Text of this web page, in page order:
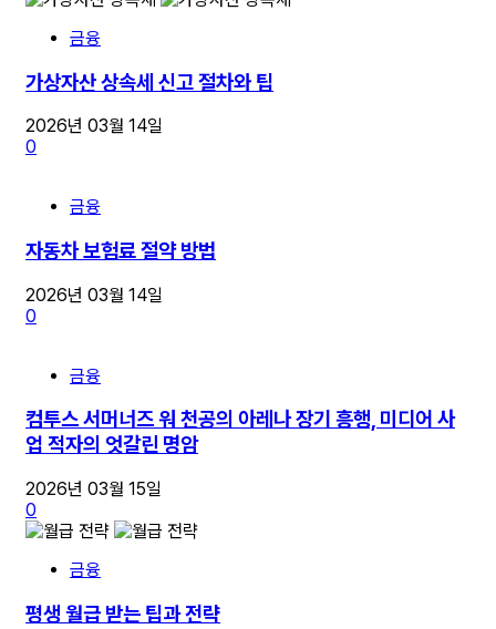
금융
가상자산 상속세 신고 절차와 팁
2026년 03월 14일
0
금융
자동차 보험료 절약 방법
2026년 03월 14일
0
금융
컴투스 서머너즈 워 천공의 아레나 장기 흥행, 미디어 사
업 적자의 엇갈린 명암
2026년 03월 15일
0
금융
평생 월급 받는 팁과 전략